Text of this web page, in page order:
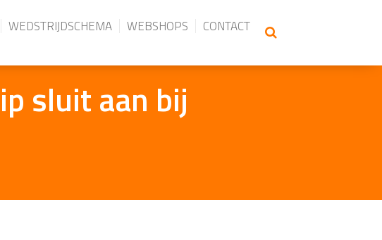
WEDSTRIJDSCHEMA WEBSHOPS CONTACT
sluit aan bij